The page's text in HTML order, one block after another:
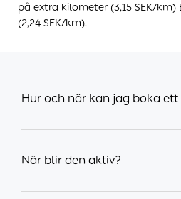
på extra kilometer (3,15 SEK/km)
(2,24 SEK/km).
Hur och när kan jag boka
När blir den aktiv?